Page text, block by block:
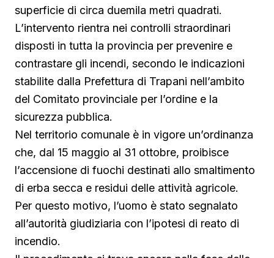
superficie di circa duemila metri quadrati.
L’intervento rientra nei controlli straordinari
disposti in tutta la provincia per prevenire e
contrastare gli incendi, secondo le indicazioni
stabilite dalla Prefettura di Trapani nell’ambito
del Comitato provinciale per l’ordine e la
sicurezza pubblica.
Nel territorio comunale è in vigore un’ordinanza
che, dal 15 maggio al 31 ottobre, proibisce
l’accensione di fuochi destinati allo smaltimento
di erba secca e residui delle attività agricole.
Per questo motivo, l’uomo è stato segnalato
all’autorità giudiziaria con l’ipotesi di reato di
incendio.